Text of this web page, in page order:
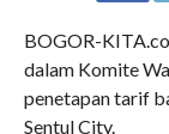
BOGOR-
dalam Komite
penetapan tarif
Sentul City.